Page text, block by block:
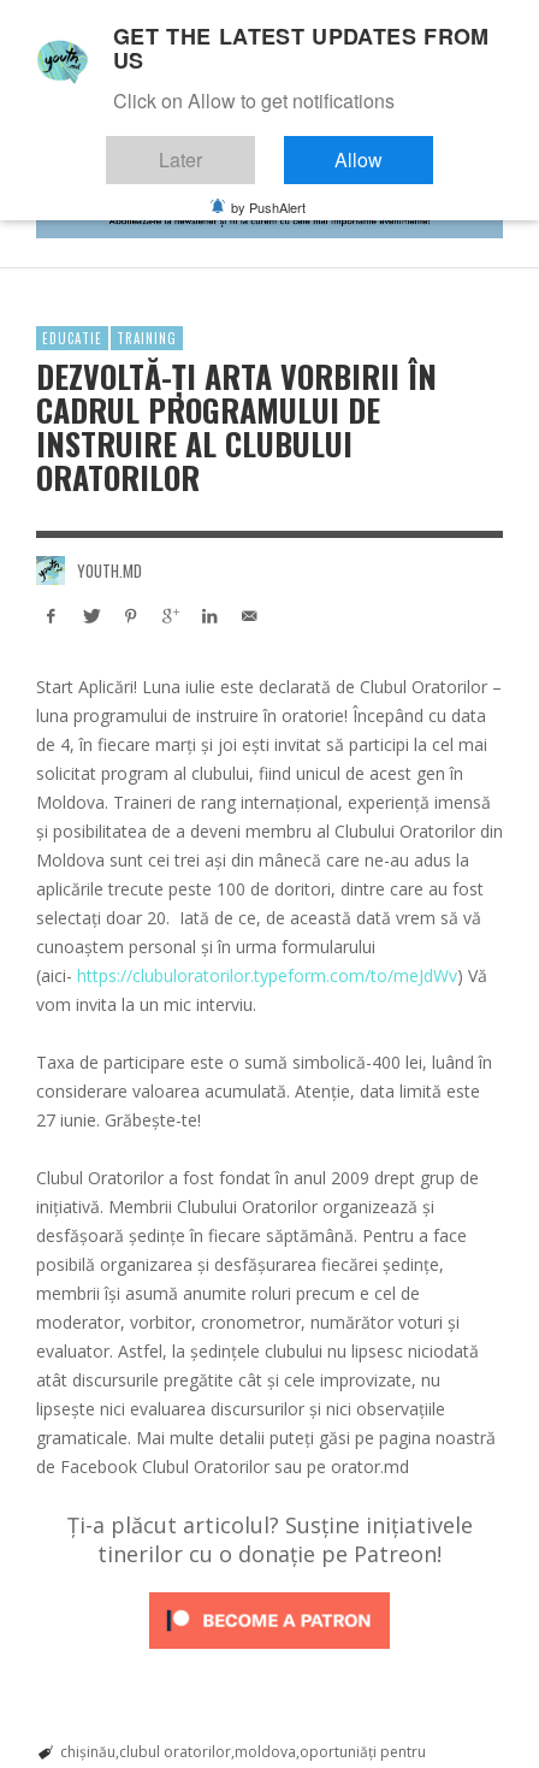
EDUCATIE TRAINING
DEZVOLTĂ-ȚI ARTA VORBIRII ÎN
CADRUL PROGRAMULUI DE
INSTRUIRE AL CLUBULUI
ORATORILOR
YOUTH.MD
Start Aplicări! Luna iulie este declarată de Clubul Oratorilor –
luna programului de instruire în oratorie! Începând cu data
de 4, în fiecare marți şi joi ești invitat să participi la cel mai
solicitat program al clubului, fiind unicul de acest gen în
Moldova. Traineri de rang internațional, experiență imensă
şi posibilitatea de a deveni membru al Clubului Oratorilor din
Moldova sunt cei trei aşi din mânecă care ne-au adus la
aplicările trecute peste 100 de doritori, dintre care au fost
selectați doar 20. Iată de ce, de această dată vrem să vă
cunoaștem personal și în urma formularului
(aici- https://clubuloratorilor.typeform.com/to/meJdWv) Vă
vom invita la un mic interviu.
Taxa de participare este o sumă simbolică-400 lei, luând în
considerare valoarea acumulată. Atenție, data limită este
27 iunie. Grăbeşte-te!
Clubul Oratorilor a fost fondat în anul 2009 drept grup de
iniţiativă. Membrii Clubului Oratorilor organizează și
desfășoară ședințe în fiecare săptămână. Pentru a face
posibilă organizarea și desfășurarea fiecărei ședințe,
membrii își asumă anumite roluri precum e cel de
moderator, vorbitor, cronometror, numărător voturi și
evaluator. Astfel, la ședințele clubului nu lipsesc niciodată
atât discursurile pregătite cât și cele improvizate, nu
lipsește nici evaluarea discursurilor și nici observațiile
gramaticale. Mai multe detalii puteți găsi pe pagina noastră
de Facebook Clubul Oratorilor sau pe orator.md
Ți-a plăcut articolul? Susține inițiativele
tinerilor cu o donație pe Patreon!
chișinău clubul oratorilor moldova oportuniăți pentru
GET THE LATEST UPDATES FROM
US
Click on Allow to get notifications
Later Allow
by PushAlert